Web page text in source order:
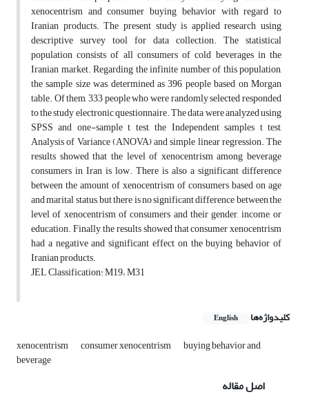
xenocentrism and consumer buying behavior with regard to
Iranian products. The present study is applied research using
descriptive survey tool for data collection. The statistical
population consists of all consumers of cold beverages in the
Iranian market. Regarding the infinite number of this population,
the sample size was determined as 396 people based on Morgan
table. Of them, 333 people who were randomly selected responded
to the study electronic questionnaire. The data were analyzed using
SPSS and one-sample t test, the Independent samples t test,
Analysis of Variance (ANOVA) and simple linear regression. The
results showed that the level of xenocentrism among beverage
consumers in Iran is low. There is also a significant difference
between the amount of xenocentrism of consumers based on age
and marital status, but there is no significant difference between the
level of xenocentrism of consumers and their gender, income, or
education. Finally, the results showed that consumer xenocentrism
had a negative and significant effect on the buying behavior of
Iranian products.
JEL Classification: M19، M31
کلیدواژه‌ها English
xenocentrism consumer xenocentrism buying behavior and
beverage
اصل مقاله